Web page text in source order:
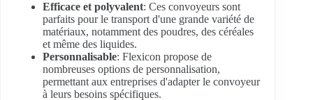
Efficace et polyvalent: Ces convoyeurs sont
parfaits pour le transport d'une grande variété de
matériaux, notamment des poudres, des céréales
et même des liquides.
Personnalisable: Flexicon propose de
nombreuses options de personnalisation,
permettant aux entreprises d'adapter le convoyeur
à leurs besoins spécifiques.